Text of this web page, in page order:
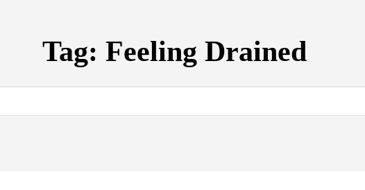
Tag: Feeling Drained